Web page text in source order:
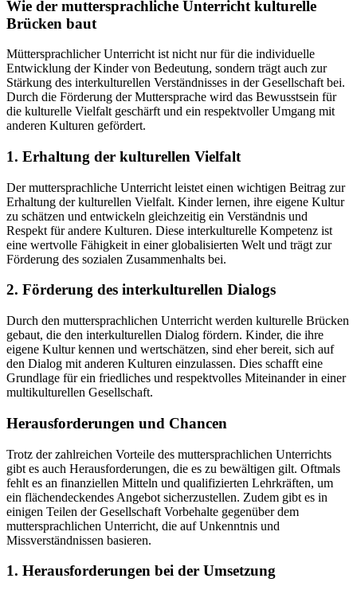
Wie der muttersprachliche Unterricht kulturelle
Brücken baut
Müttersprachlicher Unterricht ist nicht nur für die individuelle
Entwicklung der Kinder von Bedeutung, sondern trägt auch zur
Stärkung des interkulturellen Verständnisses in der Gesellschaft bei.
Durch die Förderung der Muttersprache wird das Bewusstsein für
die kulturelle Vielfalt geschärft und ein respektvoller Umgang mit
anderen Kulturen gefördert.
1. Erhaltung der kulturellen Vielfalt
Der muttersprachliche Unterricht leistet einen wichtigen Beitrag zur
Erhaltung der kulturellen Vielfalt. Kinder lernen, ihre eigene Kultur
zu schätzen und entwickeln gleichzeitig ein Verständnis und
Respekt für andere Kulturen. Diese interkulturelle Kompetenz ist
eine wertvolle Fähigkeit in einer globalisierten Welt und trägt zur
Förderung des sozialen Zusammenhalts bei.
2. Förderung des interkulturellen Dialogs
Durch den muttersprachlichen Unterricht werden kulturelle Brücken
gebaut, die den interkulturellen Dialog fördern. Kinder, die ihre
eigene Kultur kennen und wertschätzen, sind eher bereit, sich auf
den Dialog mit anderen Kulturen einzulassen. Dies schafft eine
Grundlage für ein friedliches und respektvolles Miteinander in einer
multikulturellen Gesellschaft.
Herausforderungen und Chancen
Trotz der zahlreichen Vorteile des muttersprachlichen Unterrichts
gibt es auch Herausforderungen, die es zu bewältigen gilt. Oftmals
fehlt es an finanziellen Mitteln und qualifizierten Lehrkräften, um
ein flächendeckendes Angebot sicherzustellen. Zudem gibt es in
einigen Teilen der Gesellschaft Vorbehalte gegenüber dem
muttersprachlichen Unterricht, die auf Unkenntnis und
Missverständnissen basieren.
1. Herausforderungen bei der Umsetzung